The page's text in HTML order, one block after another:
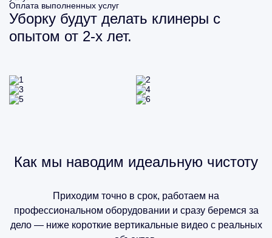
Оплата выполненных услуг
Уборку будут делать клинеры с
опытом от 2-х лет.
Как мы наводим идеальную чистоту
Приходим точно в срок, работаем на
профессиональном оборудовании и сразу беремся за
дело — ниже короткие вертикальные видео с реальных